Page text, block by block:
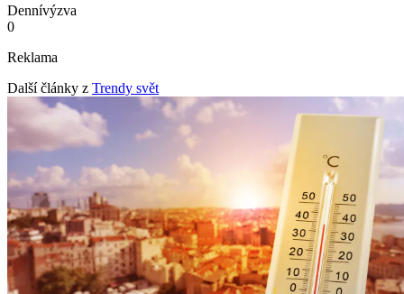
Dennívýzva
0
Reklama
Další články z Trendy svět